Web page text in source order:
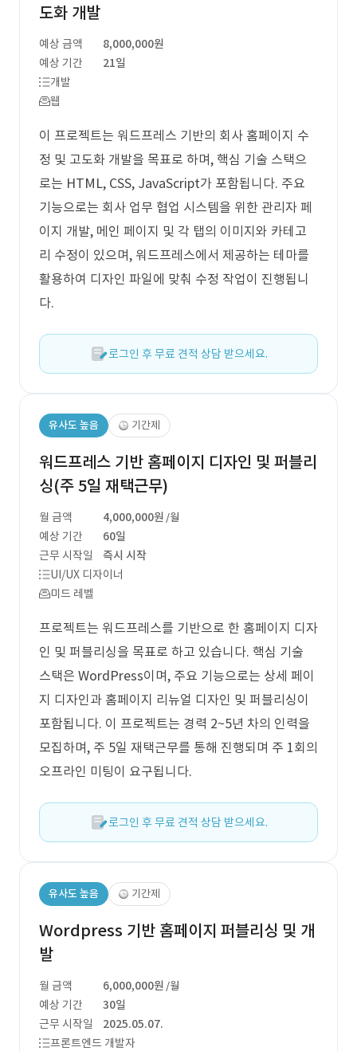
도화 개발
예상 금액
8,000,000원
예상 기간
21일
개발
웹
이 프로젝트는 워드프레스 기반의 회사 홈페이지 수
정 및 고도화 개발을 목표로 하며, 핵심 기술 스택으
로는 HTML, CSS, JavaScript가 포함됩니다. 주요
기능으로는 회사 업무 협업 시스템을 위한 관리자 페
이지 개발, 메인 페이지 및 각 탭의 이미지와 카테고
리 수정이 있으며, 워드프레스에서 제공하는 테마를
활용하여 디자인 파일에 맞춰 수정 작업이 진행됩니
다.
로그인 후 무료 견적 상담 받으세요.
유사도 높음 기간제
워드프레스 기반 홈페이지 디자인 및 퍼블리
싱(주 5일 재택근무)
월 금액 4,000,000원 /월
예상 기간
60일
근무 시작일
즉시 시작
UI/UX 디자이너
미드 레벨
프로젝트는 워드프레스를 기반으로 한 홈페이지 디자
인 및 퍼블리싱을 목표로 하고 있습니다. 핵심 기술
스택은 WordPress이며, 주요 기능으로는 상세 페이
지 디자인과 홈페이지 리뉴얼 디자인 및 퍼블리싱이
포함됩니다. 이 프로젝트는 경력 2~5년 차의 인력을
모집하며, 주 5일 재택근무를 통해 진행되며 주 1회의
오프라인 미팅이 요구됩니다.
로그인 후 무료 견적 상담 받으세요.
유사도 높음 기간제
Wordpress 기반 홈페이지 퍼블리싱 및 개
발
월 금액 6,000,000원 /월
예상 기간
30일
근무 시작일
2025.05.07.
프론트엔드 개발자